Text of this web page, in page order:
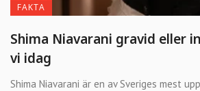
FAKTA
Shima Niavarani gravid eller
vi idag
Shima Niavarani är en av Sveriges mest